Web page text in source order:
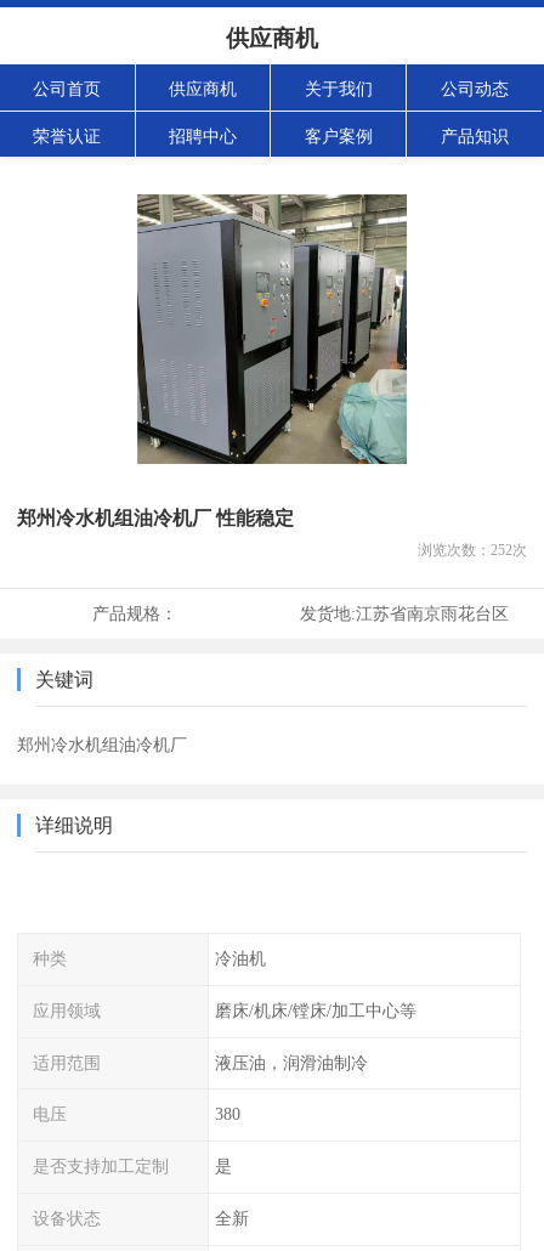
供应商机
公司首页 供应商机 关于我们 公司动态
荣誉认证 招聘中心 客户案例 产品知识
郑州冷水机组油冷机厂 性能稳定
浏览次数： 252次
产品规格： 发货地:江苏省南京雨花台区
关键词
郑州冷水机组油冷机厂
详细说明
种类 冷油机
应用领域 磨床/机床/镗床/加工中心等
适用范围 液压油，润滑油制冷
电压 380
是否支持加工定制 是
设备状态 全新